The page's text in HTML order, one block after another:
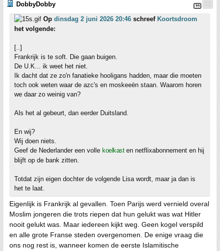
DobbyDobby
Op dinsdag 2 juni 2026 20:46 schreef Koortsdroom
het volgende:
[..]
Frankrijk is te soft. Die gaan buigen.
De U.K... ik weet het niet.
Ik dacht dat ze zo'n fanatieke hooligans hadden, maar die moeten
toch ook weten waar de azc's en moskeeën staan. Waarom horen
we daar zo weinig van?
Als het al gebeurt, dan eerder Duitsland.
En wij?
Wij doen niets.
Geef de Nederlander een volle koelkasten netflixabonnement en hij
blijft op de bank zitten.
Totdat zijn eigen dochter de volgende Lisa wordt, maar ja dan is
het te laat.
Eigenlijk is Frankrijk al gevallen. Toen Parijs werd vernield overal
Moslim jongeren die trots riepen dat hun gelukt was wat Hitler
nooit gelukt was. Maar iedereen kijkt weg. Geen kogel verspild
en alle grote Franse steden overgenomen. De enige vraag die
ons nog rest is, wanneer komen de eerste Islamitische